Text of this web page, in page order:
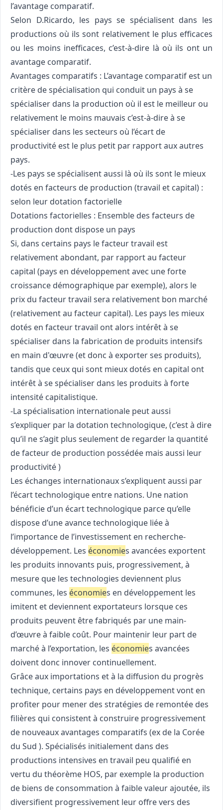
l’avantage comparatif.
Selon D.Ricardo, les pays se spécialisent dans les
productions où ils sont relativement le plus efficaces
ou les moins inefficaces, c’est-à-dire là où ils ont un
avantage comparatif.
Avantages comparatifs : L’avantage comparatif est un
critère de spécialisation qui conduit un pays à se
spécialiser dans la production où il est le meilleur ou
relativement le moins mauvais c’est-à-dire à se
spécialiser dans les secteurs où l’écart de
productivité est le plus petit par rapport aux autres
pays.
-Les pays se spécialisent aussi là où ils sont le mieux
dotés en facteurs de production (travail et capital) :
selon leur dotation factorielle
Dotations factorielles : Ensemble des facteurs de
production dont dispose un pays
Si, dans certains pays le facteur travail est
relativement abondant, par rapport au facteur
capital (pays en développement avec une forte
croissance démographique par exemple), alors le
prix du facteur travail sera relativement bon marché
(relativement au facteur capital). Les pays les mieux
dotés en facteur travail ont alors intérêt à se
spécialiser dans la fabrication de produits intensifs
en main d'œuvre (et donc à exporter ses produits),
tandis que ceux qui sont mieux dotés en capital ont
intérêt à se spécialiser dans les produits à forte
intensité capitalistique.
-La spécialisation internationale peut aussi
s’expliquer par la dotation technologique, (c’est à dire
qu’il ne s’agit plus seulement de regarder la quantité
de facteur de production possédée mais aussi leur
productivité )
Les échanges internationaux s’expliquent aussi par
l’écart technologique entre nations. Une nation
bénéficie d’un écart technologique parce qu’elle
dispose d’une avance technologique liée à
l’importance de l’investissement en recherche-
développement. Les économies avancées exportent
les produits innovants puis, progressivement, à
mesure que les technologies deviennent plus
communes, les économies en développement les
imitent et deviennent exportateurs lorsque ces
produits peuvent être fabriqués par une main-
d’œuvre à faible coût. Pour maintenir leur part de
marché à l’exportation, les économies avancées
doivent donc innover continuellement.
Grâce aux importations et à la diffusion du progrès
technique, certains pays en développement vont en
profiter pour mener des stratégies de remontée des
filières qui consistent à construire progressivement
de nouveaux avantages comparatifs (ex de la Corée
du Sud ). Spécialisés initialement dans des
productions intensives en travail peu qualifié en
vertu du théorème HOS, par exemple la production
de biens de consommation à faible valeur ajoutée, ils
diversifient progressivement leur offre vers des